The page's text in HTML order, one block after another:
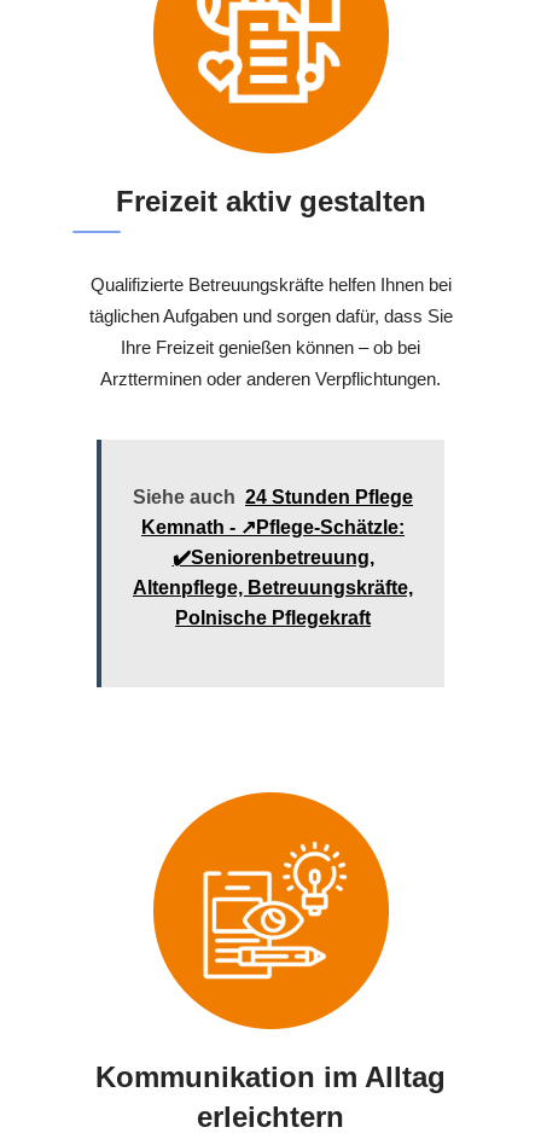
Freizeit aktiv gestalten
Qualifizierte Betreuungskräfte helfen Ihnen bei
täglichen Aufgaben und sorgen dafür, dass Sie
Ihre Freizeit genießen können – ob bei
Arztterminen oder anderen Verpflichtungen.
Siehe auch 24 Stunden Pflege
Kemnath - ↗️Pflege-Schätzle:
✔️Seniorenbetreuung,
Altenpflege, Betreuungskräfte,
Polnische Pflegekraft
Kommunikation im Alltag
erleichtern